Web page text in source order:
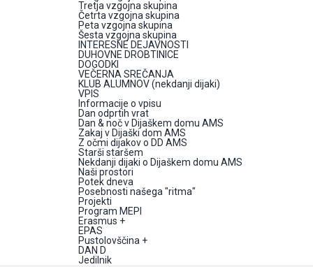
Tretja vzgojna skupina
Četrta vzgojna skupina
Peta vzgojna skupina
Šesta vzgojna skupina
INTERESNE DEJAVNOSTI
DUHOVNE DROBTINICE
DOGODKI
VEČERNA SREČANJA
KLUB ALUMNOV (nekdanji dijaki)
VPIS
Informacije o vpisu
Dan odprtih vrat
Dan & noč v Dijaškem domu AMS
Zakaj v Dijaški dom AMS
Z očmi dijakov o DD AMS
Starši staršem
Nekdanji dijaki o Dijaškem domu AMS
Naši prostori
Potek dneva
Posebnosti našega "ritma"
Projekti
Program MEPI
Erasmus +
EPAS
Pustolovščina +
DAN D
Jedilnik